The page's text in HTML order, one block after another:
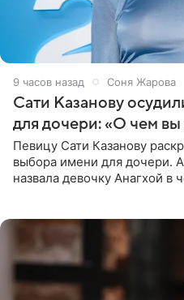
9 часов назад Соня Жарова
Сати Казанову
для дочери: «О чем вы
Певицу Сати Казанову
выбора имени для дочери.
назвала девочку Анагхой в